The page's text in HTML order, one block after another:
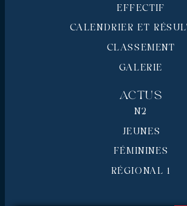
EFFECTIF
CALENDRIER ET
CLASSEMENT
GALERIE
Actus
N2
JEUNES
FÉMININES
RÉGIONAL 1